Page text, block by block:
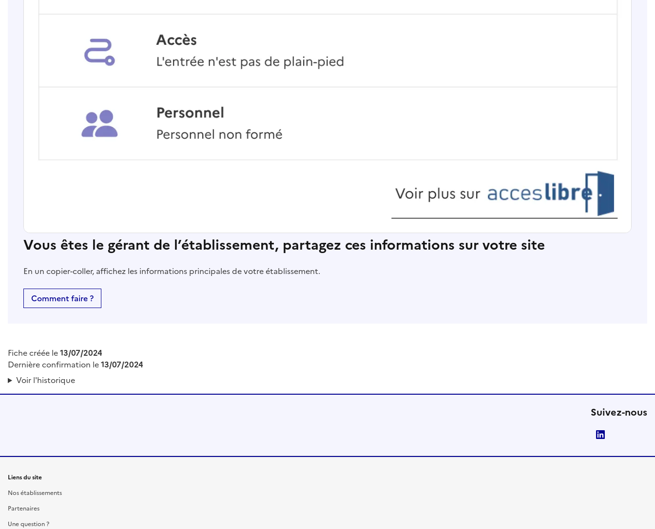
Vous êtes le gérant de l’établissement, partagez ces informations sur votre site
En un copier-coller, affichez les informations principales de votre établissement.
Comment faire ?
Fiche créée le13/07/2024
Dernière confirmation le13/07/2024
Voir l'historique
Suivez-nous
Liens du site
Nos établissements
Partenaires
Une question ?